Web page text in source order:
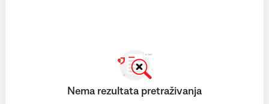
Nema rezultata pretraživanja